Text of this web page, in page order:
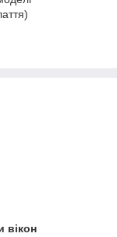
вікон